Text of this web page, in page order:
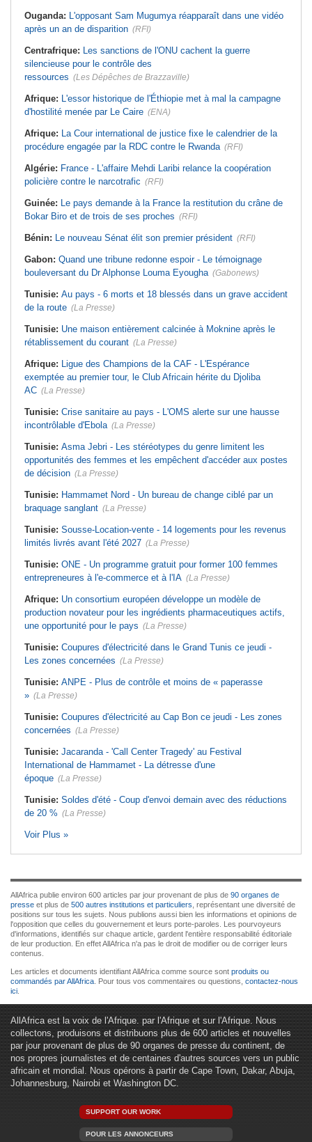
Ouganda: L'opposant Sam Mugumya réapparaît dans une vidéo
après un an de disparition (RFI)
Centrafrique: Les sanctions de l'ONU cachent la guerre
silencieuse pour le contrôle des
ressources (Les Dépêches de Brazzaville)
Afrique: L'essor historique de l'Éthiopie met à mal la campagne
d'hostilité menée par Le Caire (ENA)
Afrique: La Cour international de justice fixe le calendrier de la
procédure engagée par la RDC contre le Rwanda (RFI)
Algérie: France - L'affaire Mehdi Laribi relance la coopération
policière contre le narcotrafic (RFI)
Guinée: Le pays demande à la France la restitution du crâne de
Bokar Biro et de trois de ses proches (RFI)
Bénin: Le nouveau Sénat élit son premier président (RFI)
Gabon: Quand une tribune redonne espoir - Le témoignage
bouleversant du Dr Alphonse Louma Eyougha (Gabonews)
Tunisie: Au pays - 6 morts et 18 blessés dans un grave accident
de la route (La Presse)
Tunisie: Une maison entièrement calcinée à Moknine après le
rétablissement du courant (La Presse)
Afrique: Ligue des Champions de la CAF - L'Espérance
exemptée au premier tour, le Club Africain hérite du Djoliba
AC (La Presse)
Tunisie: Crise sanitaire au pays - L'OMS alerte sur une hausse
incontrôlable d'Ebola (La Presse)
Tunisie: Asma Jebri - Les stéréotypes du genre limitent les
opportunités des femmes et les empêchent d'accéder aux postes
de décision (La Presse)
Tunisie: Hammamet Nord - Un bureau de change ciblé par un
braquage sanglant (La Presse)
Tunisie: Sousse-Location-vente - 14 logements pour les revenus
limités livrés avant l'été 2027 (La Presse)
Tunisie: ONE - Un programme gratuit pour former 100 femmes
entrepreneures à l'e-commerce et à l'IA (La Presse)
Afrique: Un consortium européen développe un modèle de
production novateur pour les ingrédients pharmaceutiques actifs,
une opportunité pour le pays (La Presse)
Tunisie: Coupures d'électricité dans le Grand Tunis ce jeudi -
Les zones concernées (La Presse)
Tunisie: ANPE - Plus de contrôle et moins de « paperasse
» (La Presse)
Tunisie: Coupures d'électricité au Cap Bon ce jeudi - Les zones
concernées (La Presse)
Tunisie: Jacaranda - 'Call Center Tragedy' au Festival
International de Hammamet - La détresse d'une
époque (La Presse)
Tunisie: Soldes d'été - Coup d'envoi demain avec des réductions
de 20 % (La Presse)
Voir Plus »
AllAfrica publie environ 600 articles par jour provenant de plus de 90 organes de
presse et plus de 500 autres institutions et particuliers , représentant une diversité de
positions sur tous les sujets. Nous publions aussi bien les informations et opinions de
l'opposition que celles du gouvernement et leurs porte-paroles. Les pourvoyeurs
d'informations, identifiés sur chaque article, gardent l'entière responsabilité éditoriale
de leur production. En effet AllAfrica n'a pas le droit de modifier ou de corriger leurs
contenus.
Les articles et documents identifiant AllAfrica comme source sont produits ou
commandés par AllAfrica . Pour tous vos commentaires ou questions, contactez-nous
ici
AllAfrica est la voix de l'Afrique. par l'Afrique et sur l'Afrique. Nous
collectons, produisons et distribuons plus de 600 articles et nouvelles
par jour provenant de plus de 90 organes de presse du continent, de
nos propres journalistes et de centaines d'autres sources vers un public
africain et mondial. Nous opérons à partir de Cape Town, Dakar, Abuja,
Johannesburg, Nairobi et Washington DC.
SUPPORT OUR WORK
POUR LES ANNONCEURS